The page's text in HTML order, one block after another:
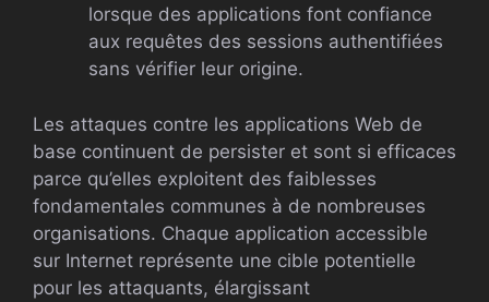
lorsque des applications font confiance
aux requêtes des sessions authentifiées
sans vérifier leur origine.
Les attaques contre les applications Web de
base continuent de persister et sont si efficaces
parce qu’elles exploitent des faiblesses
fondamentales communes à de nombreuses
organisations. Chaque application accessible
sur Internet représente une cible potentielle
pour les attaquants, élargissant